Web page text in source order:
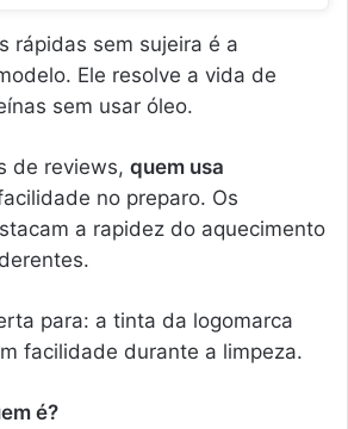
rápidas sem sujeira é a
Ele resolve a vida de
sem usar óleo.
de reviews, quem usa
no preparo. Os
a rapidez do aquecimento
para: a tinta da logomarca
facilidade durante a limpeza.
é?